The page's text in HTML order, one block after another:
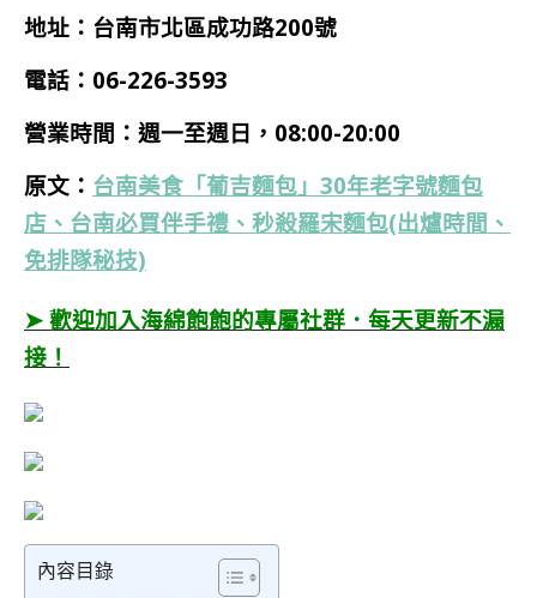
地址：台南市北區成功路200號
電話： 06-226-3593
營業時間： 週一至週日，08:00-20:00
原文： 台南美食「葡吉麵包」30年老字號麵包
店、台南必買伴手禮、秒殺羅宋麵包(出爐時間、
免排隊秘技)
➤ 歡迎加入海綿飽飽的專屬社群．每天更新不漏
接！
內容目錄